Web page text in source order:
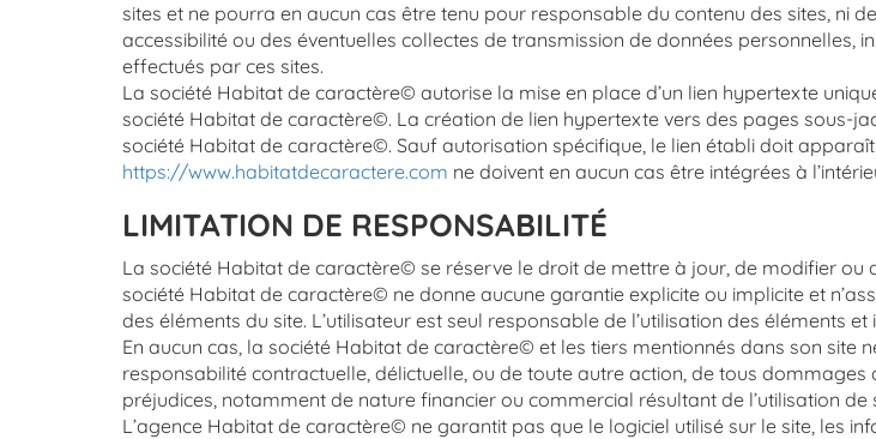
sites et ne pourra en aucun cas être tenu pour responsable du contenu des sites, ni
accessibilité ou des éventuelles collectes de transmission de données
effectués par ces sites.
La société Habitat de caractère© autorise la mise en place d’un lien hypertexte
société Habitat de caractère©. La création de lien hypertexte vers des pages sous-
société Habitat de caractère©. Sauf autorisation spécifique, le lien établi doit
https://www.habitatdecaractere.com ne doivent en aucun cas être intégrées à
LIMITATION DE RESPONSABILITÉ
La société Habitat de caractère© se réserve le droit de mettre à jour, de modifier
société Habitat de caractère© ne donne aucune garantie explicite ou implicite et
des éléments du site. L’utilisateur est seul responsable de l’utilisation des éléments
En aucun cas, la société Habitat de caractère© et les tiers mentionnés dans son site
responsabilité contractuelle, délictuelle, ou de toute autre action, de tous
préjudices, notamment de nature financier ou commercial résultant de l’utilisation
L’agence Habitat de caractère© ne garantit pas que le logiciel utilisé sur le site, les